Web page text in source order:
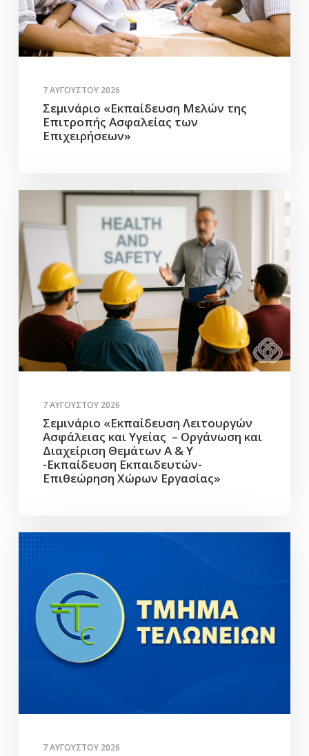
7 ΑΥΓΟΎΣΤΟΥ 2026
Σεμινάριο «Εκπαίδευση Μελών της
Επιτροπής Ασφαλείας των
Επιχειρήσεων»
7 ΑΥΓΟΎΣΤΟΥ 2026
Σεμινάριο «Εκπαίδευση Λειτουργών
Ασφάλειας και Υγείας – Οργάνωση και
Διαχείριση Θεμάτων Α & Υ
-Εκπαίδευση Εκπαιδευτών-
Επιθεώρηση Χώρων Εργασίας»
7 ΑΥΓΟΎΣΤΟΥ 2026